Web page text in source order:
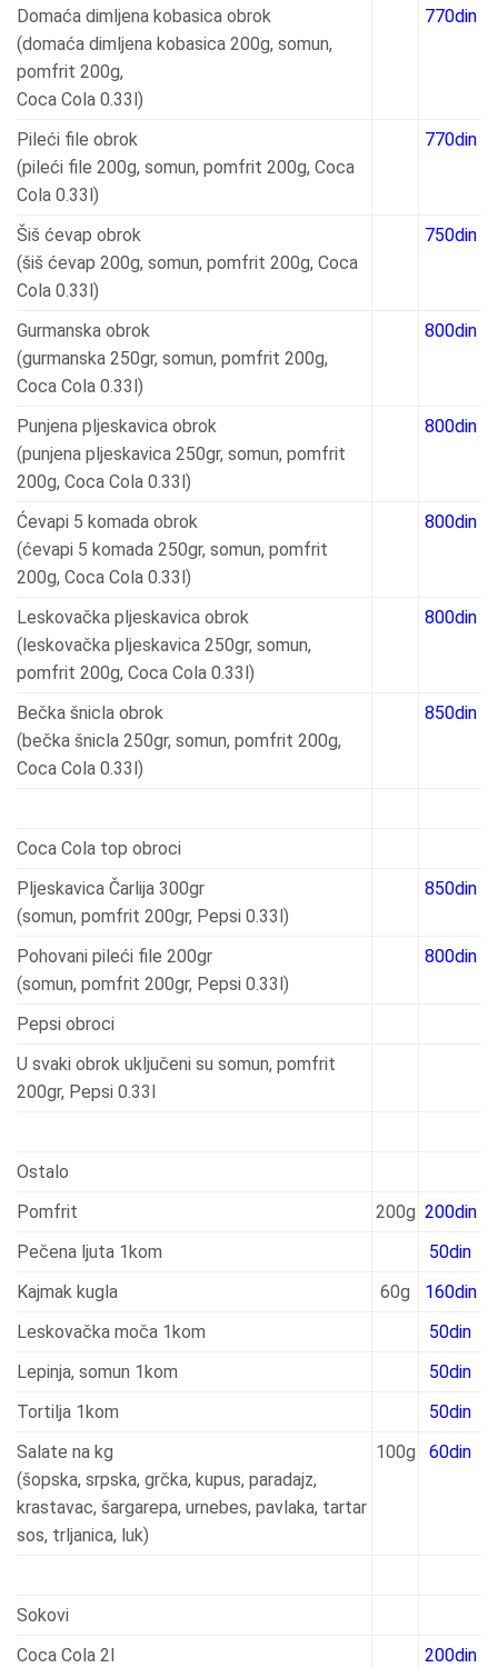
Domaća dimljena kobasica obrok
(domaća dimljena kobasica 200g, somun,
pomfrit 200g,
Coca Cola 0.33l)
770din
Pileći file obrok
(pileći file 200g, somun, pomfrit 200g, Coca
Cola 0.33l)
770din
Šiš ćevap obrok
(šiš ćevap 200g, somun, pomfrit 200g, Coca
Cola 0.33l)
750din
Gurmanska obrok
(gurmanska 250gr, somun, pomfrit 200g,
Coca Cola 0.33l)
800din
Punjena pljeskavica obrok
(punjena pljeskavica 250gr, somun, pomfrit
200g, Coca Cola 0.33l)
800din
Ćevapi 5 komada obrok
(ćevapi 5 komada 250gr, somun, pomfrit
200g, Coca Cola 0.33l)
800din
Leskovačka pljeskavica obrok
(leskovačka pljeskavica 250gr, somun,
pomfrit 200g, Coca Cola 0.33l)
800din
Bečka šnicla obrok
(bečka šnicla 250gr, somun, pomfrit 200g,
Coca Cola 0.33l)
850din
Coca Cola top obroci
Pljeskavica Čarlija 300gr
(somun, pomfrit 200gr, Pepsi 0.33l)
850din
Pohovani pileći file 200gr
(somun, pomfrit 200gr, Pepsi 0.33l)
800din
Pepsi obroci
U svaki obrok uključeni su somun, pomfrit
200gr, Pepsi 0.33l
Ostalo
Pomfrit
200g 200din
Pečena ljuta 1kom
50din
Kajmak kugla
60g
160din
Leskovačka moča 1kom
50din
Lepinja, somun 1kom
50din
Tortilja 1kom
50din
Salate na kg
(šopska, srpska, grčka, kupus, paradajz,
krastavac, šargarepa, urnebes, pavlaka, tartar
sos, trljanica, luk)
100g 60din
Sokovi
Coca Cola 2l
200din